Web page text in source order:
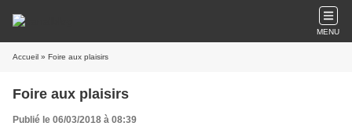
MENU
Accueil » Foire aux plaisirs
Foire aux plaisirs
Publié le 06/03/2018 à 08:39